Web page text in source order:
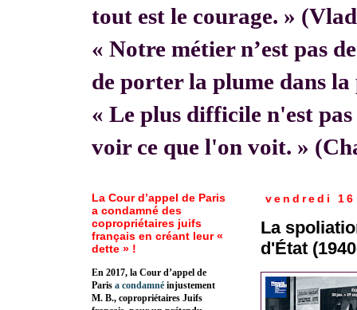
tout est le courage. »
« Notre métier n’est pas
de porter la plume dans
« Le plus difficile n'est
voir ce que l'on voit. »
vendredi
La
d'État
La Cour d’appel de Paris
a condamné des
copropriétaires juifs
français en créant leur «
dette » !
En 2017, la Cour d’appel de
Paris a condamné injustement
M. B., copropriétaires Juifs